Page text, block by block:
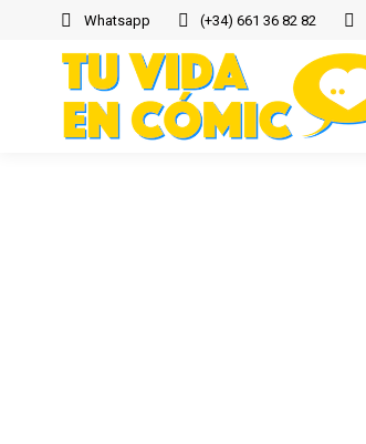
Whatsapp (+34) 661 36 82 82